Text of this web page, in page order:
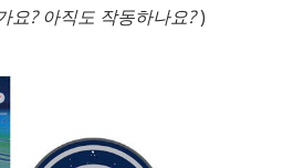
요? 아직도 작동하나요?)